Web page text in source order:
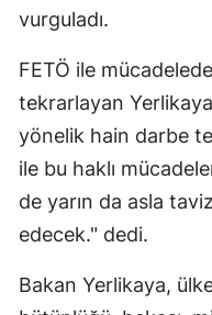
vurguladı.
FETÖ ile mücadelede
tekrarlayan
yönelik hain darbe
ile bu haklı
de yarın da asla
edecek." dedi.
Bakan Yerlikaya,